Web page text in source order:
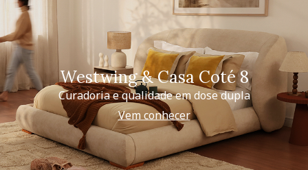
Westwing & Casa Coté 8
Curadoria e qualidade em dose dupla
Vem conhecer